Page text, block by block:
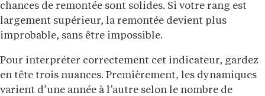
chances de remontée sont solides. Si votre rang est
largement supérieur, la remontée devient plus
improbable, sans être impossible.
Pour interpréter correctement cet indicateur, gardez
en tête trois nuances. Premièrement, les dynamiques
varient d’une année à l’autre selon le nombre de